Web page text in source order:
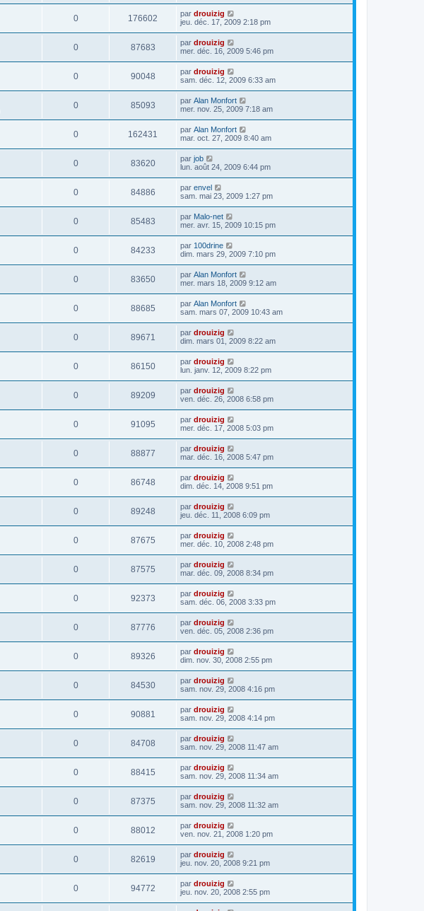
0 176602 par drouizig
jeu. déc. 17, 2009 2:18 pm
0 87683 par drouizig
mer. déc. 16, 2009 5:46 pm
0 90048 par drouizig
sam. déc. 12, 2009 6:33 am
0 85093 par Alan Monfort
mer. nov. 25, 2009 7:18 am
0 162431 par Alan Monfort
mar. oct. 27, 2009 8:40 am
0 83620 par job
lun. août 24, 2009 6:44 pm
0 84886 par envel
sam. mai 23, 2009 1:27 pm
0 85483 par Malo-net
mer. avr. 15, 2009 10:15 pm
0 84233 par 100drine
dim. mars 29, 2009 7:10 pm
0 83650 par Alan Monfort
mer. mars 18, 2009 9:12 am
0 88685 par Alan Monfort
sam. mars 07, 2009 10:43 am
0 89671 par drouizig
dim. mars 01, 2009 8:22 am
0 86150 par drouizig
lun. janv. 12, 2009 8:22 pm
0 89209 par drouizig
ven. déc. 26, 2008 6:58 pm
0 91095 par drouizig
mer. déc. 17, 2008 5:03 pm
0 88877 par drouizig
mar. déc. 16, 2008 5:47 pm
0 86748 par drouizig
dim. déc. 14, 2008 9:51 pm
0 89248 par drouizig
jeu. déc. 11, 2008 6:09 pm
0 87675 par drouizig
mer. déc. 10, 2008 2:48 pm
0 87575 par drouizig
mar. déc. 09, 2008 8:34 pm
0 92373 par drouizig
sam. déc. 06, 2008 3:33 pm
0 87776 par drouizig
ven. déc. 05, 2008 2:36 pm
0 89326 par drouizig
dim. nov. 30, 2008 2:55 pm
0 84530 par drouizig
sam. nov. 29, 2008 4:16 pm
0 90881 par drouizig
sam. nov. 29, 2008 4:14 pm
0 84708 par drouizig
sam. nov. 29, 2008 11:47 am
0 88415 par drouizig
sam. nov. 29, 2008 11:34 am
0 87375 par drouizig
sam. nov. 29, 2008 11:32 am
0 88012 par drouizig
ven. nov. 21, 2008 1:20 pm
0 82619 par drouizig
jeu. nov. 20, 2008 9:21 pm
0 94772 par drouizig
jeu. nov. 20, 2008 2:55 pm